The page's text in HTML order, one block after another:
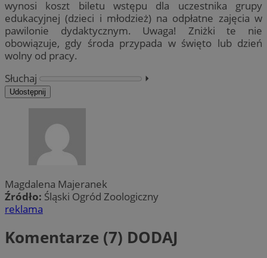
wynosi koszt biletu wstępu dla uczestnika grupy
edukacyjnej (dzieci i młodzież) na odpłatne zajęcia w
pawilonie dydaktycznym. Uwaga! Zniżki te nie
obowiązuje, gdy środa przypada w święto lub dzień
wolny od pracy.
Słuchaj
⏵︎
Udostępnij
Magdalena Majeranek
Źródło: Śląski Ogród Zoologiczny
reklama
Komentarze (7) DODAJ